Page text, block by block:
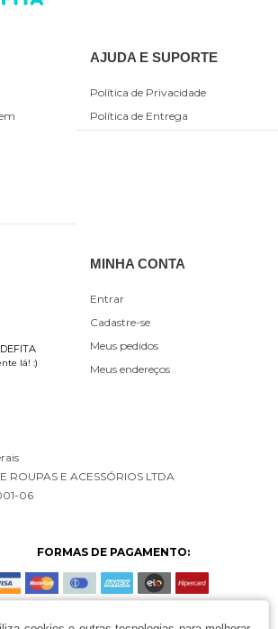
AJUDA E SUPORTE
Política de Privacidade
Política de Entrega
lá! :)
MINHA CONTA
Entrar
Cadastre-se
Meus pedidos
Meus endereços
ROUPAS E ACESSÓRIOS LTDA
06
FORMAS DE PAGAMENTO: